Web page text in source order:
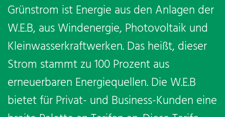
Grünstrom ist Energie aus den Anlagen der
W.E.B, aus Windenergie, Photovoltaik und
Kleinwasserkraftwerken. Das heißt, dieser
Strom stammt zu 100 Prozent aus
erneuerbaren Energiequellen. Die W.E.B
bietet für Privat- und Business-Kunden eine